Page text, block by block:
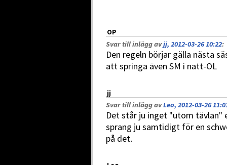
OP
Svar till inlägg avjj, 2012-03-26 10:22:
Den regeln börjar gälla nästa
att springa även SM i natt-OL
jj
Svar till inlägg avLeo, 2012-03-26
Det står ju inget "utom tävlan"
sprang ju samtidigt för en
på det.